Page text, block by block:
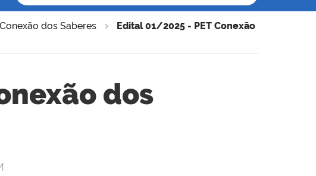
dos Saberes
Edital 01/2025 - PET Conexão
dos